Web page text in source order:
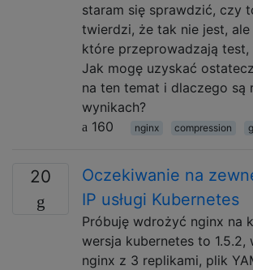
staram się sprawdzić, czy
twierdzi, że tak nie jest,
które przeprowadzają
Jak mogę uzyskać
na ten temat i dlaczego są
wynikach?
160
nginx compression
20
Oczekiwanie na
IP usługi Kubernetes
Próbuję wdrożyć nginx na
wersja kubernetes to 1.5.2,
nginx z 3 replikami, plik